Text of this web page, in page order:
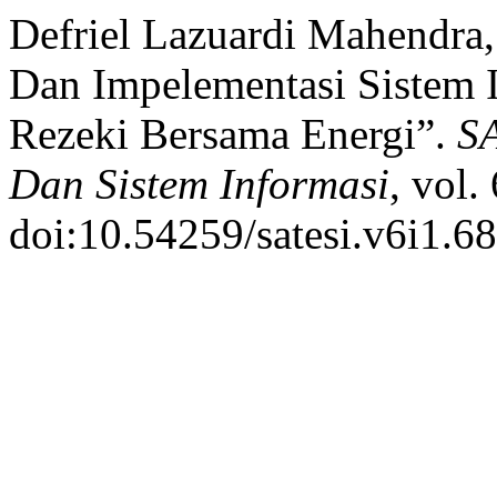
Defriel Lazuardi
Dan Impelementasi Sistem
Rezeki Bersama Energi”.
Dan Sistem Informasi, vol.
doi:10.54259/